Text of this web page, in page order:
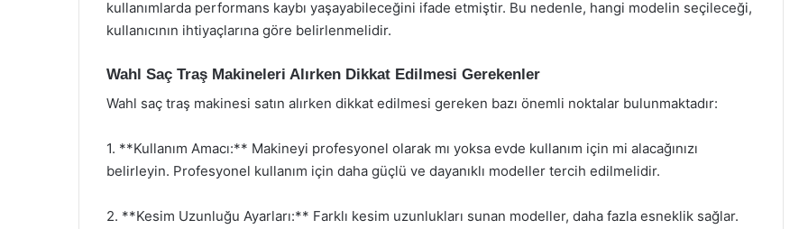
kullanımlarda performans kaybı yaşayabileceğini ifade etmiştir. Bu nedenle, hangi modelin seçileceği,
kullanıcının ihtiyaçlarına göre belirlenmelidir.
Wahl Saç Traş Makineleri Alırken Dikkat Edilmesi Gerekenler
Wahl saç traş makinesi satın alırken dikkat edilmesi gereken bazı önemli noktalar bulunmaktadır:
1. **Kullanım Amacı:** Makineyi profesyonel olarak mı yoksa evde kullanım için mi alacağınızı
belirleyin. Profesyonel kullanım için daha güçlü ve dayanıklı modeller tercih edilmelidir.
2. **Kesim Uzunluğu Ayarları:** Farklı kesim uzunlukları sunan modeller, daha fazla esneklik sağlar.